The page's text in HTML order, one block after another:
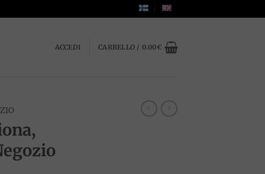
ACCEDI CARRELLO / 0.00€